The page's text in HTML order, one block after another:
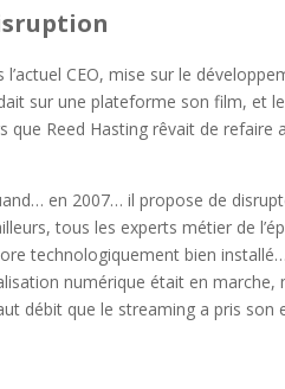
CEO, mise sur le
sur une plateforme son film, et
que Reed Hasting rêvait de
en 2007… il propose de
tous les experts métier de
technologiquement bien
numérique était en marche,
débit que le streaming a pris